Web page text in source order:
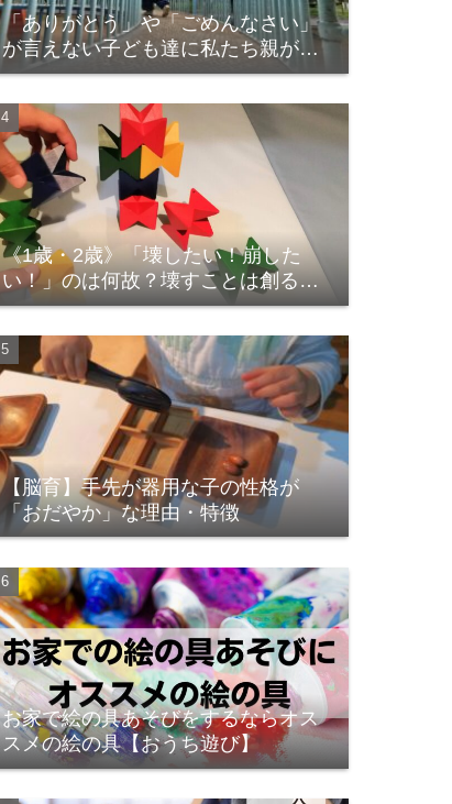
「ありがとう」や「ごめんなさい」
が言えない子ども達に私たち親が出
来ること
《1歳・2歳》「壊したい！崩した
い！」のは何故？壊すことは創るこ
と
【脳育】手先が器用な子の性格が
「おだやか」な理由・特徴
お家で絵の具あそびをするならオス
スメの絵の具【おうち遊び】